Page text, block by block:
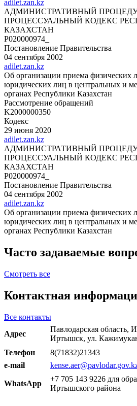
adilet.zan.kz
АДМИНИСТРАТИВНЫЙ
ПРОЦЕССУАЛЬНЫЙ КОДЕКС
КАЗАХСТАН
P020000974_
Постановление Правительства
04 сентября 2002
adilet.zan.kz
Об организации приема физических
юридических лиц в центральных и
органах Республики Казахстан
Рассмотрение обращений
K2000000350
Кодекс
29 июня 2020
adilet.zan.kz
АДМИНИСТРАТИВНЫЙ
ПРОЦЕССУАЛЬНЫЙ КОДЕКС
КАЗАХСТАН
P020000974_
Постановление Правительства
04 сентября 2002
adilet.zan.kz
Об организации приема физических
юридических лиц в центральных и
органах Республики Казахстан
Часто задаваемые
Смотреть все
Контактная
Все контакты
Адрес
Павлодарская область,
Иртышск, ул.
Телефон
8(71832)21343
e-mail
WhatsApp
+7 705 143 9226 для
Иртышского района